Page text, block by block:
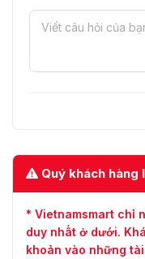
Quý khách
* Vietnamsmart chỉ
duy nhất ở dưới.
khoản vào những